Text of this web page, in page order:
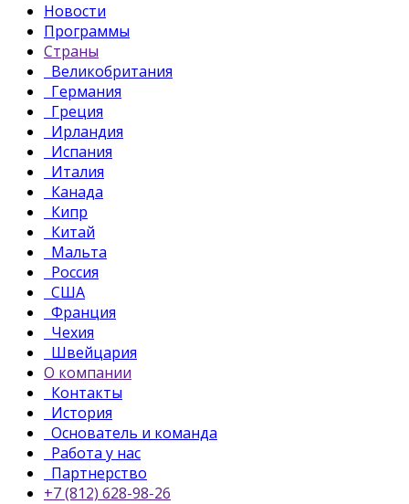
Новости
Программы
Страны
Великобритания
Германия
Греция
Ирландия
Испания
Италия
Канада
Кипр
Китай
Мальта
Россия
США
Франция
Чехия
Швейцария
О компании
Контакты
История
Основатель и команда
Работа у нас
Партнерство
+7 (812) 628-98-26